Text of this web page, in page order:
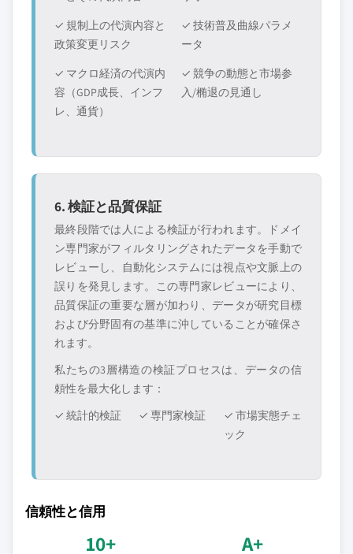
✓ 規制上の代演内容と
政策変更リスク
✓ 技術普及曲線パラメ
ータ
✓ マクロ経済の代演内
容（GDP成長、インフ
レ、通貨）
✓ 競争の動態と市場参
入/椭退の見通し
6. 検証と品質保証
最終段階では人による検証が行われます。ドメイ
ン専門家がフィルタリングされたデータを手動で
レビューし、自動化システムには視点や文脈上の
誤りを発見します。この専門家レビューにより、
品質保証の重要な層が加わり、データが研究目標
および分野固有の基準に沖していることが確保さ
れます。
私たちの3層構造の検証プロセスは、データの信
頼性を最大化します：
✓ 統計的検証
✓ 専門家検証
✓ 市場実態チェ
ック
信頼性と信用
10+ A+